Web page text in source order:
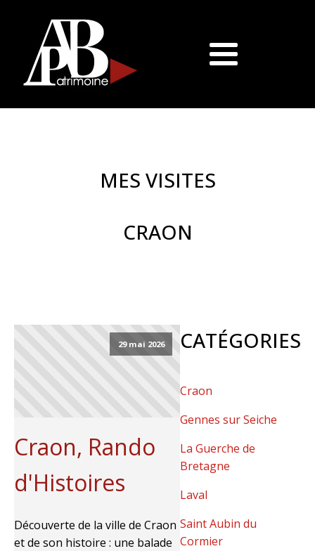
MES VISITES
CRAON
29 mai 2026
Craon, Rando
d'Histoires
Découverte de la ville de Craon
et de son histoire : une balade
CATÉGORIES
Craon
Gennes sur Seiche
La Guerche de
Bretagne
Laval
Saint Aubin du
Cormier